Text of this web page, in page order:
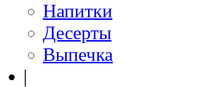
Напитки
Десерты
Выпечка
|